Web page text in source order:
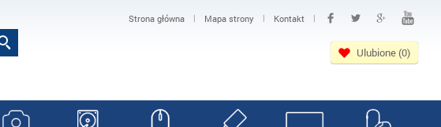
Strona główna | Mapa strony | Kontakt |
Ulubione (0)